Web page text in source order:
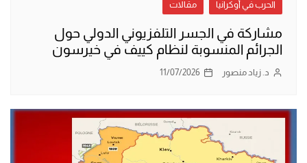
الحرب في أوكرانيا مقالات
مشاركة في الجسر التلفزيوني الدولي حول
الجرائم المنسوبة لنظام كييف في خيرسون
د. زياد منصور 11/07/2026